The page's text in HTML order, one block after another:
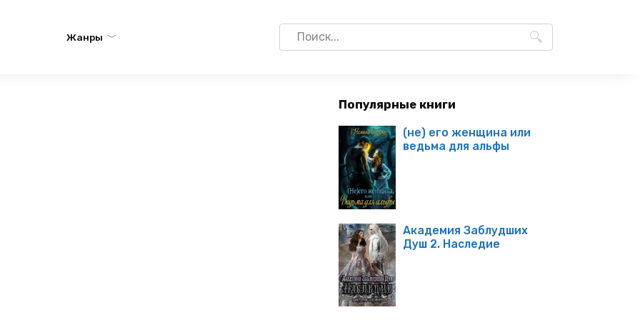
Жанры
Search
for:
Популярные книги
(не) его женщина или
ведьма для альфы
Академия Заблудших
Душ 2. Наследие